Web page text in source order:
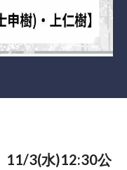
11/3(水)12:30公